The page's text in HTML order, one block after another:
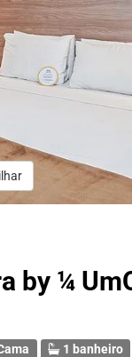
by ¼
1 banheiro